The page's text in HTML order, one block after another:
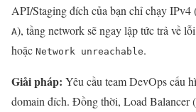
API/Staging đích của bạn chỉ chạy
A), tầng network sẽ ngay lập tức trả về lỗi
hoặc Network unreachable.
Giải pháp: Yêu cầu team DevOps cấu
domain đích. Đồng thời, Load